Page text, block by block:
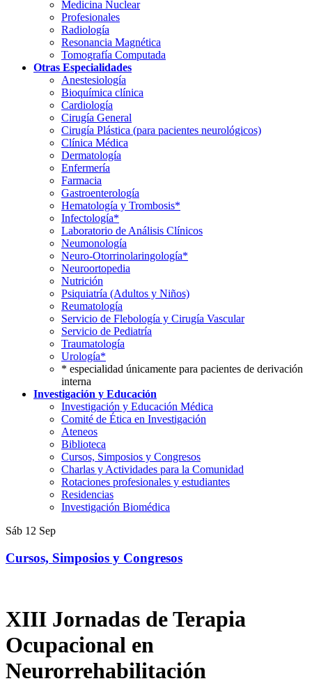
Medicina Nuclear
Profesionales
Radiología
Resonancia Magnética
Tomografía Computada
Otras Especialidades
Anestesiología
Bioquímica clínica
Cardiología
Cirugía General
Cirugía Plástica (para pacientes neurológicos)
Clínica Médica
Dermatología
Enfermería
Farmacia
Gastroenterología
Hematología y Trombosis*
Infectología*
Laboratorio de Análisis Clínicos
Neumonología
Neuro-Otorrinolaringología*
Neuroortopedia
Nutrición
Psiquiatría (Adultos y Niños)
Reumatología
Servicio de Flebología y Cirugía Vascular
Servicio de Pediatría
Traumatología
Urología*
* especialidad únicamente para pacientes de derivación
interna
Investigación y Educación
Investigación y Educación Médica
Comité de Ética en Investigación
Ateneos
Biblioteca
Cursos, Simposios y Congresos
Charlas y Actividades para la Comunidad
Rotaciones profesionales y estudiantes
Residencias
Investigación Biomédica
Sáb 12 Sep
Cursos, Simposios y Congresos
XIII Jornadas de Terapia
Ocupacional en
Neurorrehabilitación